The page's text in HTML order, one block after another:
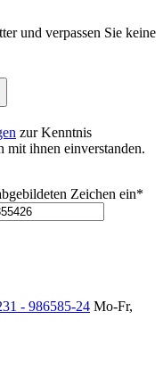
und verpassen Sie keine
zur Kenntnis
mit ihnen einverstanden.
Zeichen ein*
- 986585-24 Mo-Fr,